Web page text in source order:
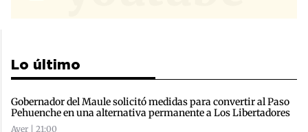
Lo último
Gobernador del Maule solicitó medidas para convertir al Paso
Pehuenche en una alternativa permanente a Los Libertadores
Ayer | 21:00